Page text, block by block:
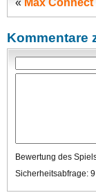
Kommentare
Bewertung des
Sicherheitsabfrage: